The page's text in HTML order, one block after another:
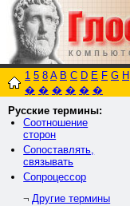
1 5 8 A B C D E F G H
� � � � � �
Русские термины:
Соотношение
сторон
Сопоставлять,
связывать
Сопроцессор
¬ Другие термины